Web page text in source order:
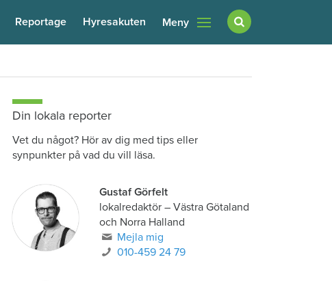
Reportage Hyresakuten Meny
Din lokala reporter
Vet du något? Hör av dig med tips eller
synpunkter på vad du vill läsa.
Gustaf Görfelt
lokalredaktör– Västra Götaland
och Norra Halland
Mejla mig
010-459 24 79